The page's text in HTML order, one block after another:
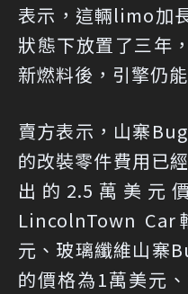
表示，這輛limo加
狀態下放置了三年
新燃料後，引擎仍
賣方表示，山寨
的改裝零件費用已
出的2.5萬美元
LincolnTown
元、玻璃纖維山寨
的價格為1萬美元